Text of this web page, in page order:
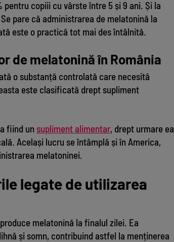
copiii cu vârste între 5 și 9 ani. Și la
pare că administrarea de melatonină la
este o practică tot mai des întâlnită.
de melatonină în România
o substanță controlată care necesită
este clasificată drept supliment
fiind un supliment alimentar, drept urmare ea
Același lucru se întâmplă și în America,
melatoninei.
legate de utilizarea
melatonină la finalul zilei. Ea
și somn, contribuind astfel la menținerea